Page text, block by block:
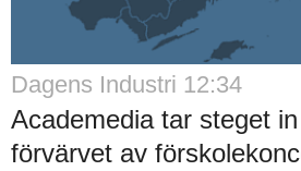
Dagens Industri 12:34
Academedia tar steget
förvärvet av